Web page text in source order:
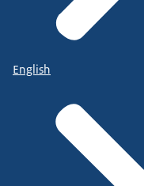
English